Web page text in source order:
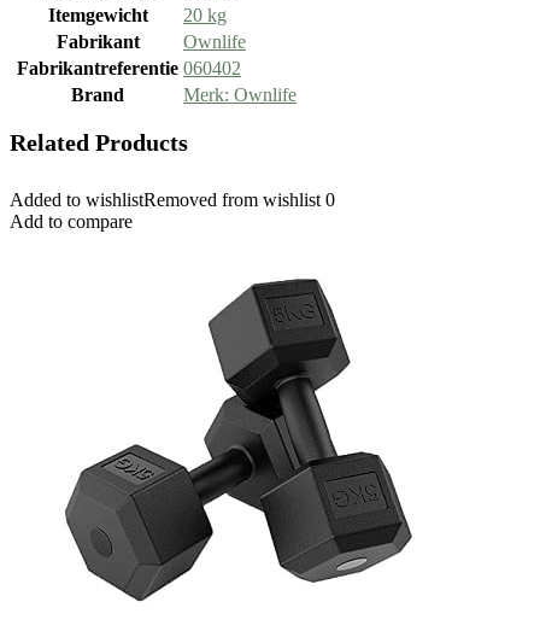
Itemgewicht
‎20 kg
Fabrikant
‎Ownlife
Fabrikantreferentie ‎060402
Brand
Merk: Ownlife
Related Products
Added to wishlistRemoved from wishlist 0
Add to compare